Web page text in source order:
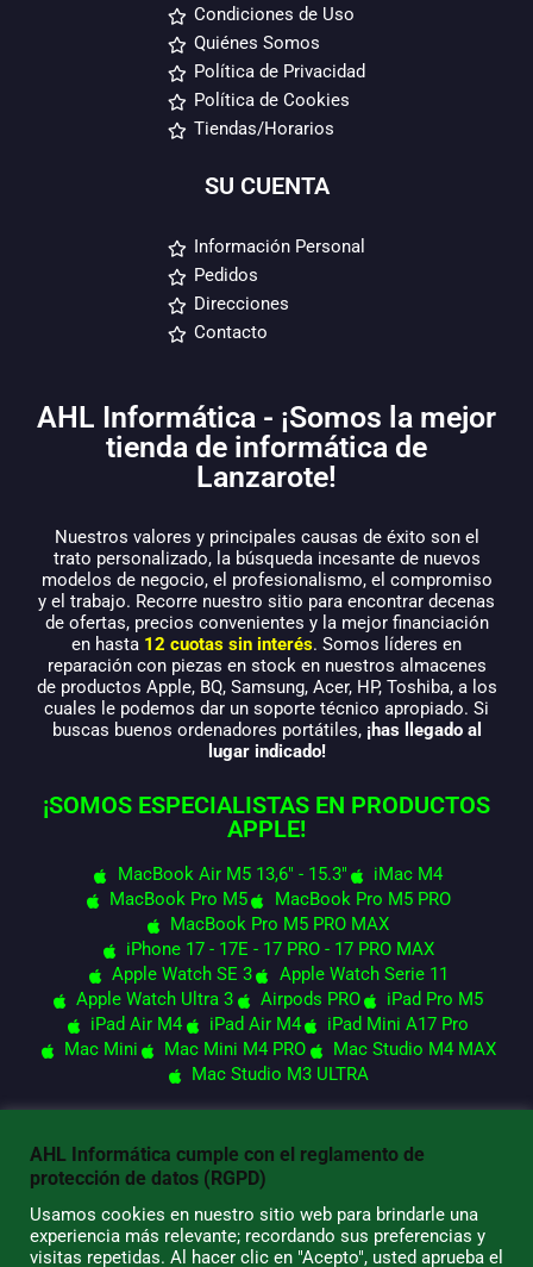
Condiciones de Uso
Quiénes Somos
Política de Privacidad
Política de Cookies
Tiendas/Horarios
SU CUENTA
Información Personal
Pedidos
Direcciones
Contacto
AHL Informática - ¡Somos la mejor
tienda de informática de
Lanzarote!
Nuestros valores y principales causas de éxito son el
trato personalizado, la búsqueda incesante de nuevos
modelos de negocio, el profesionalismo, el compromiso
y el trabajo. Recorre nuestro sitio para encontrar decenas
de ofertas, precios convenientes y la mejor financiación
en hasta 12 cuotas sin interés. Somos líderes en
reparación con piezas en stock en nuestros almacenes
de productos Apple, BQ, Samsung, Acer, HP, Toshiba, a los
cuales le podemos dar un soporte técnico apropiado. Si
buscas buenos ordenadores portátiles, ¡has llegado al
lugar indicado!
¡SOMOS ESPECIALISTAS EN PRODUCTOS
APPLE!
MacBook Air M5 13,6" - 15.3"
iMac M4
MacBook Pro M5
MacBook Pro M5 PRO
MacBook Pro M5 PRO MAX
iPhone 17 - 17E - 17 PRO - 17 PRO MAX
Apple Watch SE 3
Apple Watch Serie 11
Apple Watch Ultra 3
Airpods PRO
iPad Pro M5
iPad Air M4
iPad Air M4
iPad Mini A17 Pro
Mac Mini
Mac Mini M4 PRO
Mac Studio M4 MAX
Mac Studio M3 ULTRA
© 2026 AHL Informática
AHL Informática cumple con el reglamento de
protección de datos (RGPD)
Usamos cookies en nuestro sitio web para brindarle una
experiencia más relevante; recordando sus preferencias y
visitas repetidas. Al hacer clic en "Acepto", usted aprueba el